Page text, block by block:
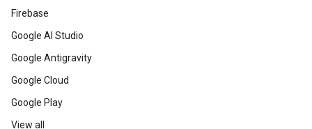
Firebase
Google AI Studio
Google Antigravity
Google Cloud
Google Play
View all